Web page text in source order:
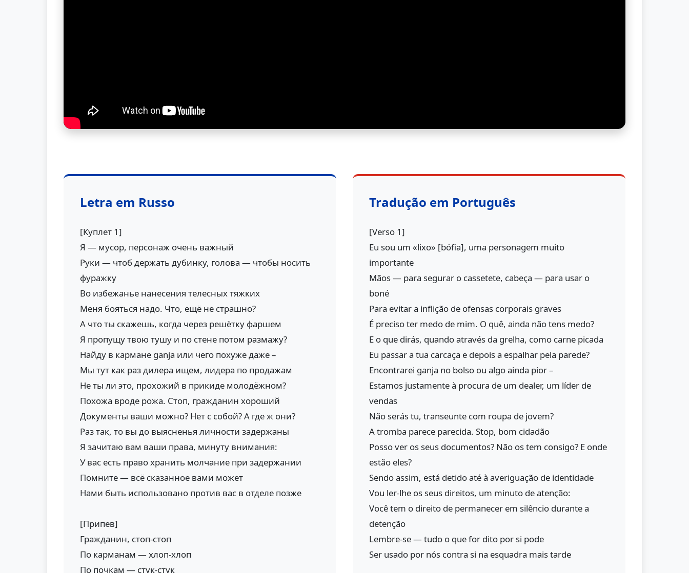
Letra em Russo
[Куплет 1]
Я — мусор, персонаж очень важный
Руки — чтоб держать дубинку, голова — чтобы носить
фуражку
Во избежанье нанесения телесных тяжких
Меня бояться надо. Что, ещё не страшно?
А что ты скажешь, когда через решётку фаршем
Я пропущу твою тушу и по стене потом размажу?
Найду в кармане ganja или чего похуже даже –
Мы тут как раз дилера ищем, лидера по продажам
Не ты ли это, прохожий в прикиде молодёжном?
Похожа вроде рожа. Стоп, гражданин хороший
Документы ваши можно? Нет с собой? А где ж они?
Раз так, то вы до выясненья личности задержаны
Я зачитаю вам ваши права, минуту внимания:
У вас есть право хранить молчание при задержании
Помните — всё сказанное вами может
Нами быть использовано против вас в отделе позже
[Припев]
Гражданин, стоп-стоп
По карманам — хлоп-хлоп
По почкам — стук-стук
Tradução em Português
[Verso 1]
Eu sou um «lixo» [bófia], uma personagem muito
importante
Mãos — para segurar o cassetete, cabeça — para usar o
boné
Para evitar a inflição de ofensas corporais graves
É preciso ter medo de mim. O quê, ainda não tens medo?
E o que dirás, quando através da grelha, como carne picada
Eu passar a tua carcaça e depois a espalhar pela parede?
Encontrarei ganja no bolso ou algo ainda pior –
Estamos justamente à procura de um dealer, um líder de
vendas
Não serás tu, transeunte com roupa de jovem?
A tromba parece parecida. Stop, bom cidadão
Posso ver os seus documentos? Não os tem consigo? E onde
estão eles?
Sendo assim, está detido até à averiguação de identidade
Vou ler-lhe os seus direitos, um minuto de atenção:
Você tem o direito de permanecer em silêncio durante a
detenção
Lembre-se — tudo o que for dito por si pode
Ser usado por nós contra si na esquadra mais tarde